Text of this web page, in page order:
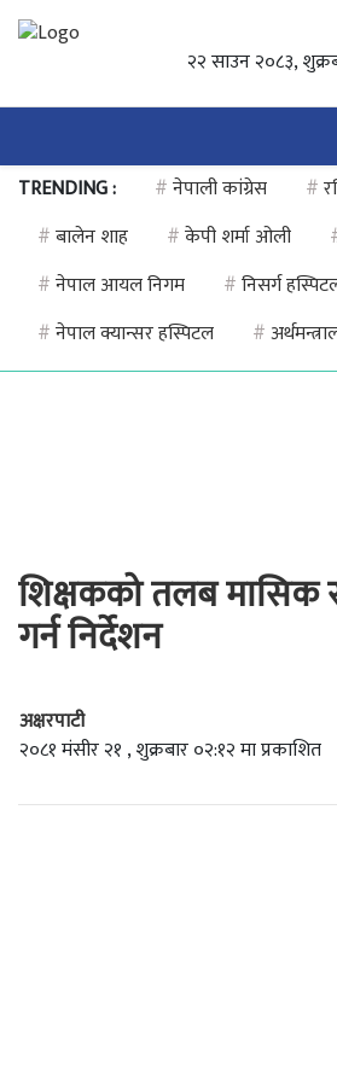
२२ साउन २०८३,
TRENDING : #नेपाली कांग्रेस #
#बालेन शाह #केपी शर्मा ओली
#नेपाल आयल निगम #निसर्ग
#नेपाल क्यान्सर हस्पिटल #
शिक्षकको तलब मासिक
गर्न निर्देशन
अक्षरपाटी
२०८१ मंसीर २१ , शुक्रबार ०२:१२ मा प्रकाशित